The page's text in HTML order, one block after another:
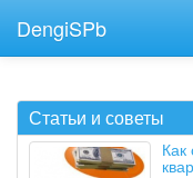
DengiSPb
Статьи и советы
Как